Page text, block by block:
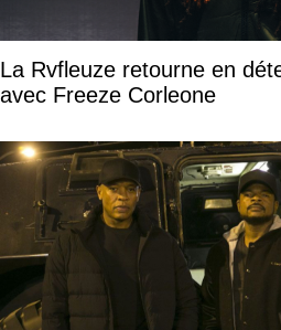
La Rvfleuze retourne en
avec Freeze Corleone